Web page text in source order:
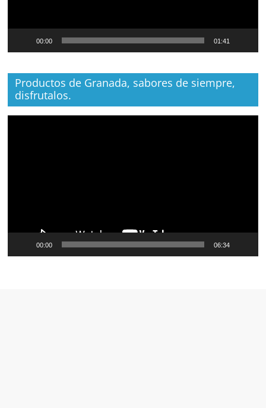
00:00 01:41
Productos de Granada, sabores de siempre,
disfrutalos.
00:00 06:34